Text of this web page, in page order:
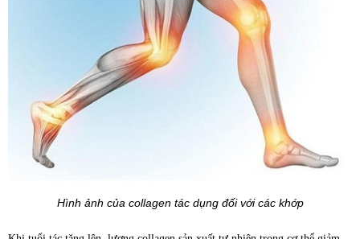
Hình ảnh của collagen tác dụng đối với các khớp